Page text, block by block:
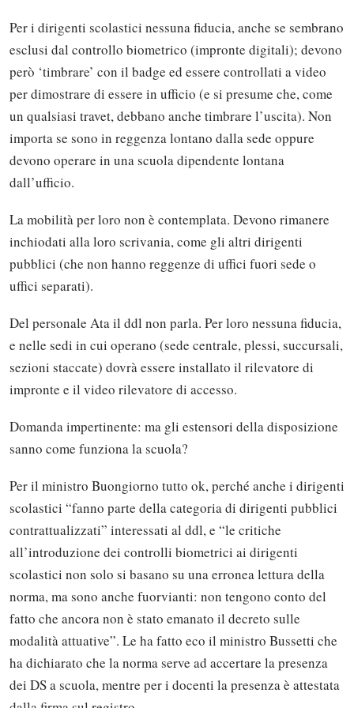
Per i dirigenti scolastici nessuna fiducia, anche se sembrano
esclusi dal controllo biometrico (impronte digitali); devono
però ‘timbrare’ con il badge ed essere controllati a video
per dimostrare di essere in ufficio (e si presume che, come
un qualsiasi travet, debbano anche timbrare l’uscita). Non
importa se sono in reggenza lontano dalla sede oppure
devono operare in una scuola dipendente lontana
dall’ufficio.
La mobilità per loro non è contemplata. Devono rimanere
inchiodati alla loro scrivania, come gli altri dirigenti
pubblici (che non hanno reggenze di uffici fuori sede o
uffici separati).
Del personale Ata il ddl non parla. Per loro nessuna fiducia,
e nelle sedi in cui operano (sede centrale, plessi, succursali,
sezioni staccate) dovrà essere installato il rilevatore di
impronte e il video rilevatore di accesso.
Domanda impertinente: ma gli estensori della disposizione
sanno come funziona la scuola?
Per il ministro Buongiorno tutto ok, perché anche i dirigenti
scolastici “fanno parte della categoria di dirigenti pubblici
contrattualizzati” interessati al ddl, e “le critiche
all’introduzione dei controlli biometrici ai dirigenti
scolastici non solo si basano su una erronea lettura della
norma, ma sono anche fuorvianti: non tengono conto del
fatto che ancora non è stato emanato il decreto sulle
modalità attuative”. Le ha fatto eco il ministro Bussetti che
ha dichiarato che la norma serve ad accertare la presenza
dei DS a scuola, mentre per i docenti la presenza è attestata